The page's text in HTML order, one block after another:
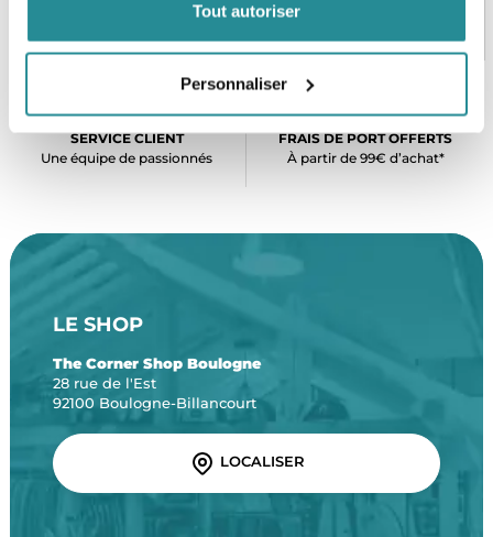
Tout autoriser
Personnaliser
PAIEMENT SÉCURISÉ
STOCK EN TEMPS RÉEL
SERVICE CLIENT
Une équipe de passionnés
FRAIS DE PORT OFFERTS
À partir de 99€ d’achat*
LE SHOP
The Corner Shop Boulogne
28 rue de l'Est
92100 Boulogne-Billancourt
LOCALISER